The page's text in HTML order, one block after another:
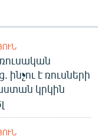
է ռուսների
կրկին